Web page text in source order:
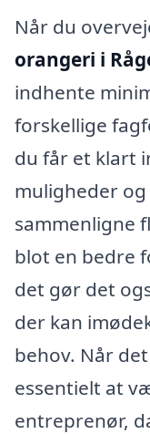
Når du
orangeri i
indhente
forskellige
du får et klart
muligheder
sammenligne
blot en bedre
det gør det
der kan
behov. Når
essentielt at
entreprenør,